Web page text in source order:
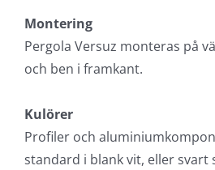
Montering
Pergola Versuz monteras på
och ben i framkant.
Kulörer
Profiler och
standard i blank vit, eller svart